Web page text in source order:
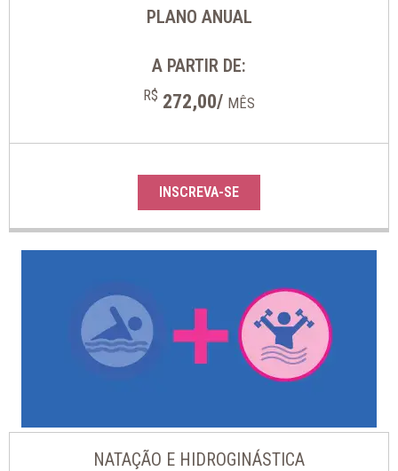
PLANO ANUAL
A PARTIR DE:
R$ 272,00/ MÊS
INSCREVA-SE
NATAÇÃO E HIDROGINÁSTICA